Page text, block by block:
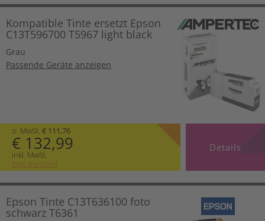
Kompatible Tinte ersetzt Epson
C13T596700 T5967 light black
Grau
Passende Geräte anzeigen
o. MwSt. € 111,76
€ 132,99
inkl. MwSt.
zzgl. Versand
Details
Epson Tinte C13T636100 foto
schwarz T6361